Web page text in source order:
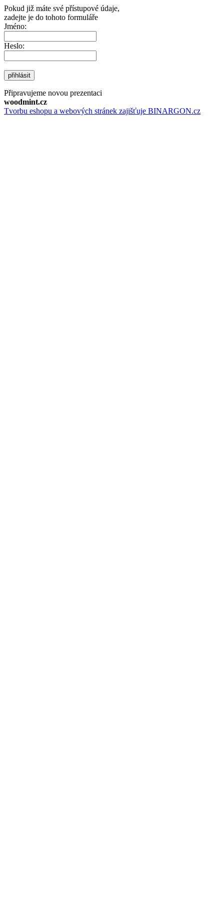
Pokud již máte své přístupové údaje,
zadejte je do tohoto formuláře
Jméno:
Heslo:
přihlásit
Připravujeme novou prezentaci
woodmint.cz
Tvorbu eshopu a webových stránek zajišťuje BINARGON.cz